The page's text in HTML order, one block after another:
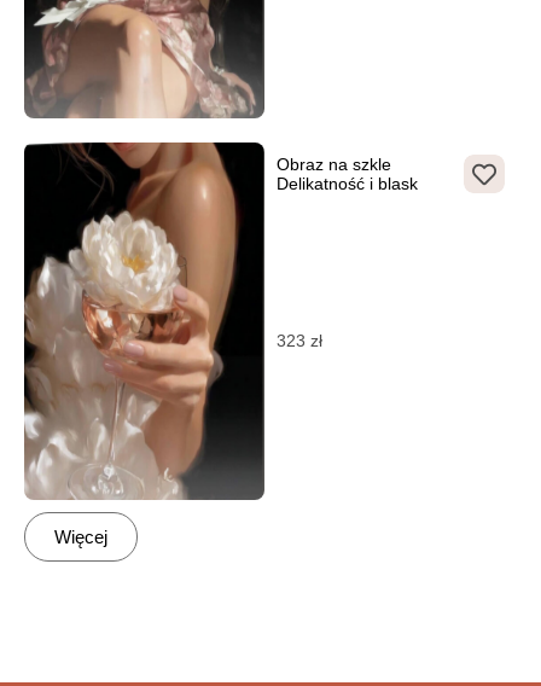
Obraz na szkle
Delikatność i blask
323 zł
Więcej